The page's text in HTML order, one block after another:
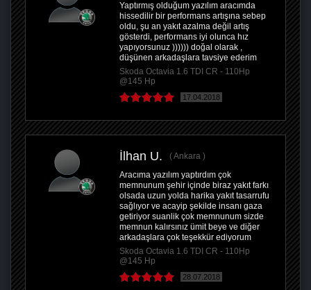
Yaptırmış olduğum yazılım aracımda
hissedilir bir performans artışına sebep
oldu, şu an yakıt azalma değil artış
gösterdi, performans iyi olunca hız
yapıyorsunuz )))))) doğal olarak ,
düşünen arkadaşlara tavsiye ederim
Skoda Octavia 1.6 TDI CR - 110Hp
@145 Hp
17.04.2018
İlhan U.
Ankara
Aracıma yazılım yaptırdım çok
memnunum şehir içinde biraz yakıt farkı
olsada uzun yolda harika yakıt tasarrufu
sağlıyor ve acayip şekilde insanı gaza
getiriyor suanlik çok memnunum sizde
memnun kalırsınız ümit beye ve diğer
arkadaşlara çok teşekkür ediyorum
Skoda Octavia 1.6 TDI CR - 110Hp
@145 Hp
28.07.2018